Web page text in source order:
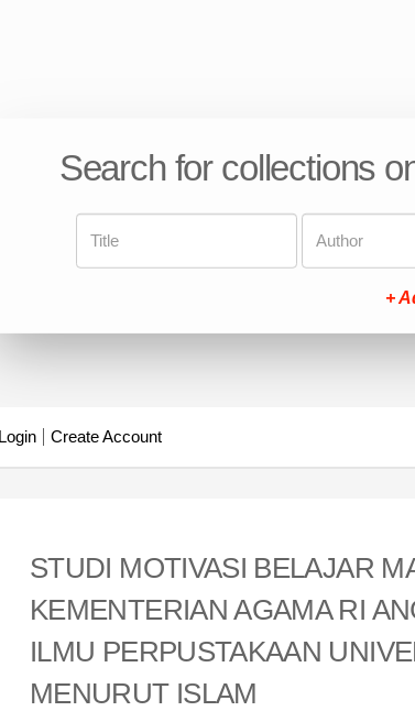
Search for collections
+
Login Create Account
STUDI MOTIVASI BELAJAR
KEMENTERIAN AGAMA RI
ILMU PERPUSTAKAAN
MENURUT ISLAM